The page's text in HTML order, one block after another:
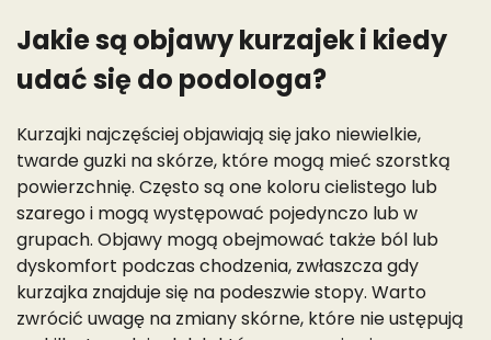
Jakie są objawy kurzajek i kiedy
udać się do podologa?
Kurzajki najczęściej objawiają się jako niewielkie,
twarde guzki na skórze, które mogą mieć szorstką
powierzchnię. Często są one koloru cielistego lub
szarego i mogą występować pojedynczo lub w
grupach. Objawy mogą obejmować także ból lub
dyskomfort podczas chodzenia, zwłaszcza gdy
kurzajka znajduje się na podeszwie stopy. Warto
zwrócić uwagę na zmiany skórne, które nie ustępują